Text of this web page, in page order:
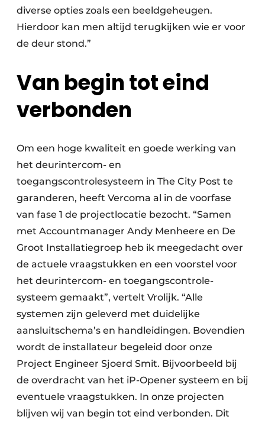
diverse opties zoals een beeldgeheugen.
Hierdoor kan men altijd terugkijken wie er voor
de deur stond.”
Van begin tot eind
verbonden
Om een hoge kwaliteit en goede werking van
het deurintercom- en
toegangscontrolesysteem in The City Post te
garanderen, heeft Vercoma al in de voorfase
van fase 1 de projectlocatie bezocht. “Samen
met Accountmanager Andy Menheere en De
Groot Installatiegroep heb ik meegedacht over
de actuele vraagstukken en een voorstel voor
het deurintercom- en toegangscontrole-
systeem gemaakt”, vertelt Vrolijk. “Alle
systemen zijn geleverd met duidelijke
aansluitschema’s en handleidingen. Bovendien
wordt de installateur begeleid door onze
Project Engineer Sjoerd Smit. Bijvoorbeeld bij
de overdracht van het iP-Opener systeem en bij
eventuele vraagstukken. In onze projecten
blijven wij van begin tot eind verbonden. Dit